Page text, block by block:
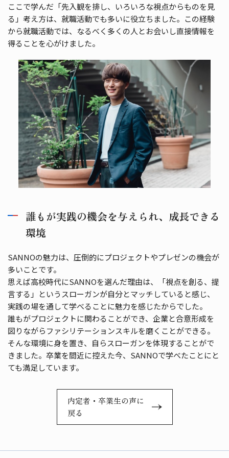
ここで学んだ「先入観を排し、いろいろな視点からものを見
る」考え方は、就職活動でも多いに役立ちました。この経験
から就職活動では、なるべく多くの人とお会いし直接情報を
得ることを心がけました。
誰もが実践の機会を与えられ、成長できる
環境
SANNOの魅力は、圧倒的にプロジェクトやプレゼンの機会が
多いことです。
思えば高校時代にSANNOを選んだ理由は、「視点を創る、提
言する」というスローガンが自分とマッチしていると感じ、
実践の場を通して学べることに魅力を感じたからでした。
誰もがプロジェクトに関わることができ、企業と合意形成を
図りながらファシリテーションスキルを磨くことができる。
そんな環境に身を置き、自らスローガンを体現することがで
きました。卒業を間近に控えた今、SANNOで学べたことにと
ても満足しています。
内定者・卒業生の声に
戻る